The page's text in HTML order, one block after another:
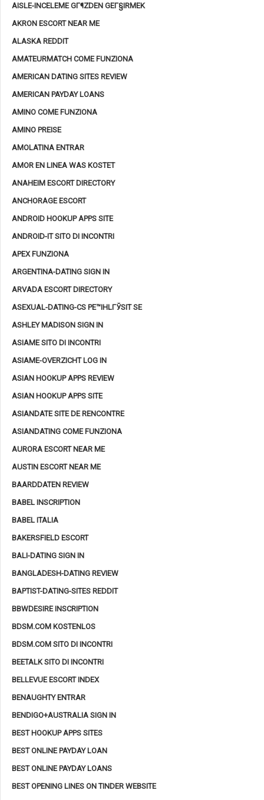
AISLE-INCELEME GГ¶ZDEN GEГ§IRMEK
AKRON ESCORT NEAR ME
ALASKA REDDIT
AMATEURMATCH COME FUNZIONA
AMERICAN DATING SITES REVIEW
AMERICAN PAYDAY LOANS
AMINO COME FUNZIONA
AMINO PREISE
AMOLATINA ENTRAR
AMOR EN LINEA WAS KOSTET
ANAHEIM ESCORT DIRECTORY
ANCHORAGE ESCORT
ANDROID HOOKUP APPS SITE
ANDROID-IT SITO DI INCONTRI
APEX FUNZIONA
ARGENTINA-DATING SIGN IN
ARVADA ESCORT DIRECTORY
ASEXUAL-DATING-CS PЕ™IHLГЎSIT SE
ASHLEY MADISON SIGN IN
ASIAME SITO DI INCONTRI
ASIAME-OVERZICHT LOG IN
ASIAN HOOKUP APPS REVIEW
ASIAN HOOKUP APPS SITE
ASIANDATE SITE DE RENCONTRE
ASIANDATING COME FUNZIONA
AURORA ESCORT NEAR ME
AUSTIN ESCORT NEAR ME
BAARDDATEN REVIEW
BABEL INSCRIPTION
BABEL ITALIA
BAKERSFIELD ESCORT
BALI-DATING SIGN IN
BANGLADESH-DATING REVIEW
BAPTIST-DATING-SITES REDDIT
BBWDESIRE INSCRIPTION
BDSM.COM KOSTENLOS
BDSM.COM SITO DI INCONTRI
BEETALK SITO DI INCONTRI
BELLEVUE ESCORT INDEX
BENAUGHTY ENTRAR
BENDIGO+AUSTRALIA SIGN IN
BEST HOOKUP APPS SITES
BEST ONLINE PAYDAY LOAN
BEST ONLINE PAYDAY LOANS
BEST OPENING LINES ON TINDER WEBSITE